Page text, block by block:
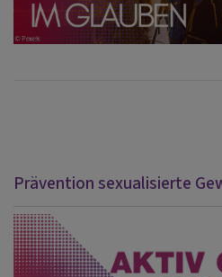
Prävention sexualisierte